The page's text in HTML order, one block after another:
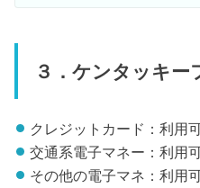
３．ケンタッキー
クレジットカード：利用
交通系電子マネー：利用
その他の電子マネ：利用